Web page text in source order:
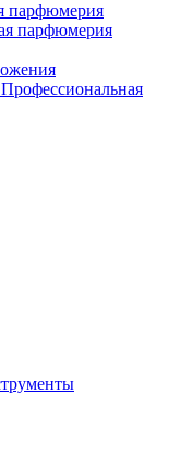
парфюмерия
парфюмерия
Профессиональная